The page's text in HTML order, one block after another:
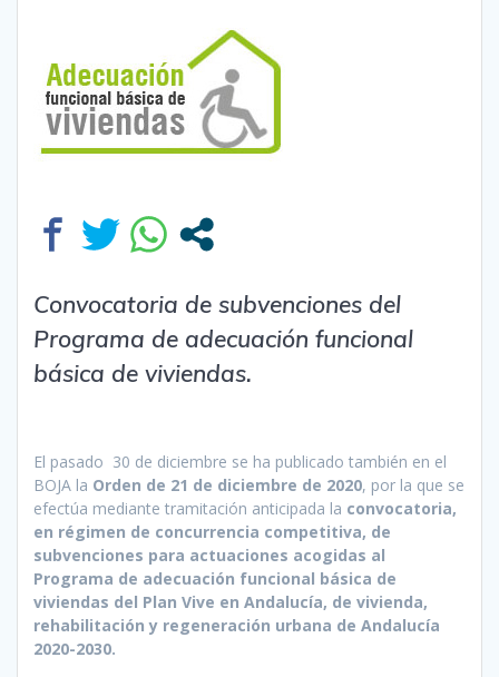
Convocatoria de subvenciones del
Programa de adecuación funcional
básica de viviendas.
El pasado 30 de diciembre se ha publicado también en el
BOJA la Orden de 21 de diciembre de 2020, por la que se
efectúa mediante tramitación anticipada la convocatoria,
en régimen de concurrencia competitiva, de
subvenciones para actuaciones acogidas al
Programa de adecuación funcional básica de
viviendas del Plan Vive en Andalucía, de vivienda,
rehabilitación y regeneración urbana de Andalucía
2020-2030.